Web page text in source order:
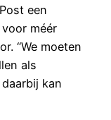
een
méér
“We moeten
als
kan